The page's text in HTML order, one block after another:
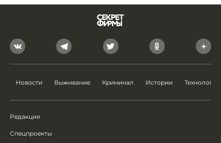
Новости Выживание Криминал Истории Технологии
Редакция
Спецпроекты